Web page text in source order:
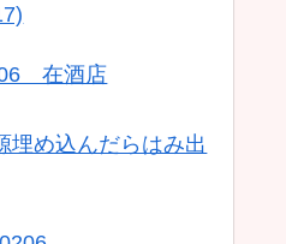
在酒店
埋め込んだらはみ出